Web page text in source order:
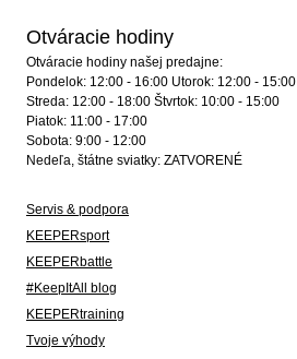
Otváracie hodiny
Otváracie hodiny našej predajne:
Pondelok: 12:00 - 16:00 Utorok: 12:00 - 15:00
Streda: 12:00 - 18:00 Štvrtok: 10:00 - 15:00
Piatok: 11:00 - 17:00
Sobota: 9:00 - 12:00
Nedeľa, štátne sviatky: ZATVORENÉ
Servis & podpora
KEEPERsport
KEEPERbattle
#KeepItAll blog
KEEPERtraining
Tvoje výhody